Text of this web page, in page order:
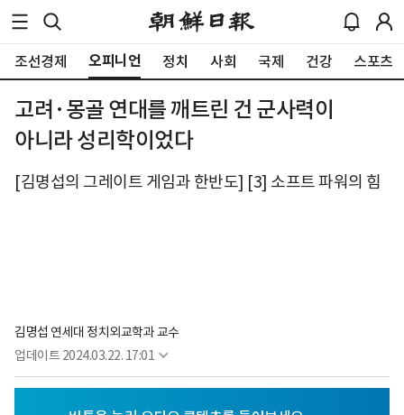
조선경제 오피니언 정치 사회 국제 건강 스포츠
고려·몽골 연대를 깨트린 건 군사력이
아니라 성리학이었다
[김명섭의 그레이트 게임과 한반도] [3] 소프트 파워의 힘
김명섭 연세대 정치외교학과 교수
업데이트 2024.03.22. 17:01